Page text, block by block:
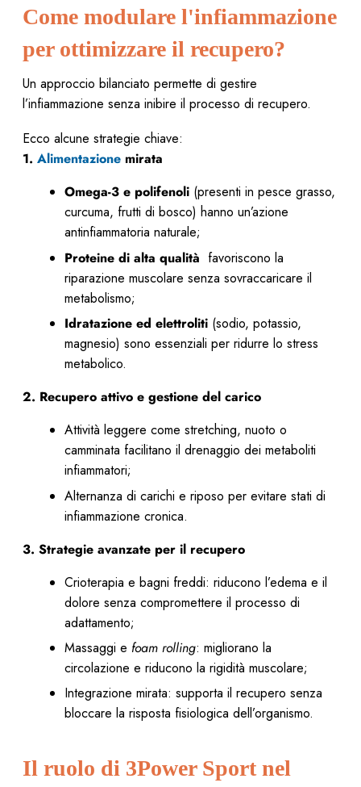
Come modulare l'infiammazione
per ottimizzare il recupero?
Un approccio bilanciato permette di gestire
l’infiammazione senza inibire il processo di recupero.
Ecco alcune strategie chiave:
1. Alimentazione mirata
Omega-3 e polifenoli (presenti in pesce grasso,
curcuma, frutti di bosco) hanno un’azione
antinfiammatoria naturale;
Proteine di alta qualità favoriscono la
riparazione muscolare senza sovraccaricare il
metabolismo;
Idratazione ed elettroliti (sodio, potassio,
magnesio) sono essenziali per ridurre lo stress
metabolico.
2. Recupero attivo e gestione del carico
Attività leggere come stretching, nuoto o
camminata facilitano il drenaggio dei metaboliti
infiammatori;
Alternanza di carichi e riposo per evitare stati di
infiammazione cronica.
3. Strategie avanzate per il recupero
Crioterapia e bagni freddi: riducono l’edema e il
dolore senza compromettere il processo di
adattamento;
Massaggi e foam rolling: migliorano la
circolazione e riducono la rigidità muscolare;
Integrazione mirata: supporta il recupero senza
bloccare la risposta fisiologica dell’organismo.
Il ruolo di 3Power Sport nel